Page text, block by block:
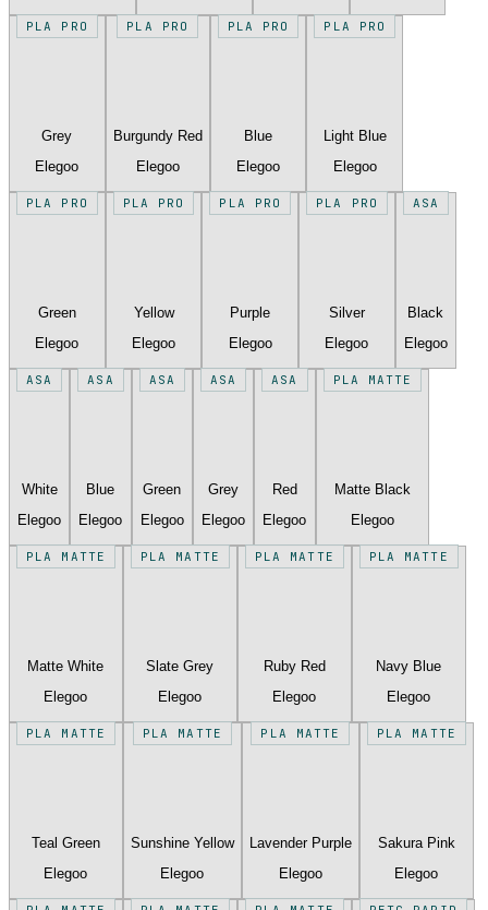
PLA PRO
Grey
Elegoo
PLA PRO
Burgundy Red
Elegoo
PLA PRO
Blue
Elegoo
PLA PRO
Light Blue
Elegoo
PLA PRO
Green
Elegoo
PLA PRO
Yellow
Elegoo
PLA PRO
Purple
Elegoo
PLA PRO
Silver
Elegoo
ASA
Black
Elegoo
ASA
White
Elegoo
ASA
Blue
Elegoo
ASA
Green
Elegoo
ASA
Grey
Elegoo
ASA
Red
Elegoo
PLA MATTE
Matte Black
Elegoo
PLA MATTE
Matte White
Elegoo
PLA MATTE
Slate Grey
Elegoo
PLA MATTE
Ruby Red
Elegoo
PLA MATTE
Navy Blue
Elegoo
PLA MATTE
Teal Green
Elegoo
PLA MATTE
Sunshine Yellow
Elegoo
PLA MATTE
Lavender Purple
Elegoo
PLA MATTE
Sakura Pink
Elegoo